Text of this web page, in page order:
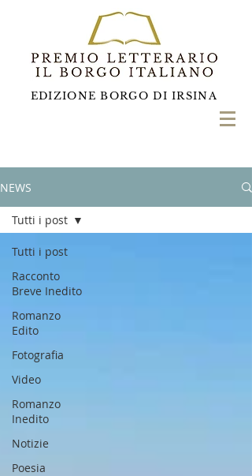
EDIZIONE BORGO DI IRSINA
NEWS
Tutti i post
Racconto
Breve Inedito
Romanzo
Edito
Fotografia
Video
Romanzo
Inedito
Notizie
Poesia
Tutti i post